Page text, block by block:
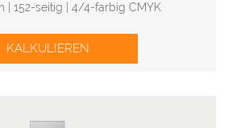
| 152-seitig | 4/4-farbig CMYK
KALKULIEREN